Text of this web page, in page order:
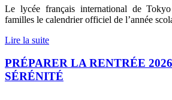
Le lycée français international de
familles le calendrier officiel de l’année
Lire la suite
PRÉPARER LA RENTRÉE
SÉRÉNITÉ